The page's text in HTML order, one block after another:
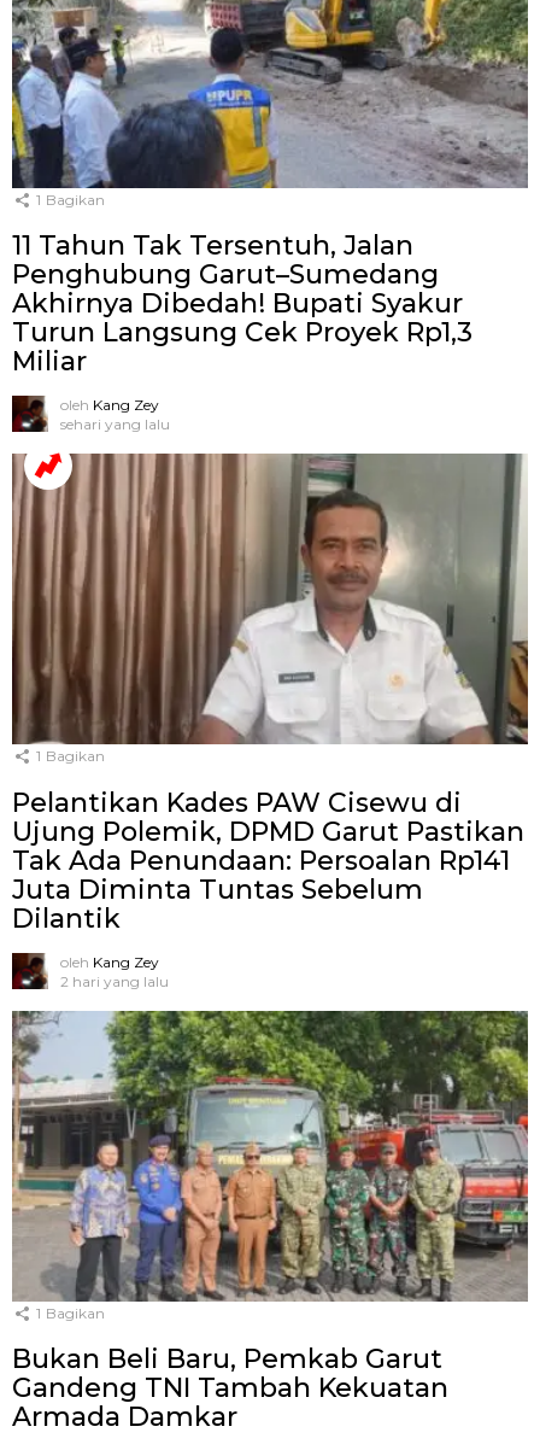
1 Bagikan
11 Tahun Tak Tersentuh, Jalan
Penghubung Garut–Sumedang
Akhirnya Dibedah! Bupati Syakur
Turun Langsung Cek Proyek Rp1,3
Miliar
oleh Kang Zey
sehari yang lalu
1 Bagikan
Pelantikan Kades PAW Cisewu di
Ujung Polemik, DPMD Garut Pastikan
Tak Ada Penundaan: Persoalan Rp141
Juta Diminta Tuntas Sebelum
Dilantik
oleh Kang Zey
2 hari yang lalu
1 Bagikan
Bukan Beli Baru, Pemkab Garut
Gandeng TNI Tambah Kekuatan
Armada Damkar